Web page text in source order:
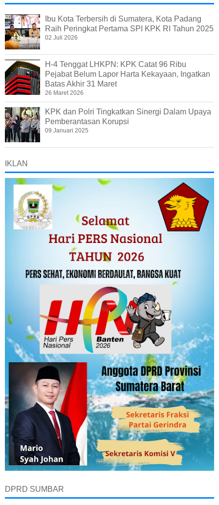
Ibu Kota Terbersih di Sumatera, Kota Padang
Raih Peringkat Pertama SPI KPK RI Tahun 2025
02 Juli 2026
H-4 Tenggat LHKPN: KPK Catat 96 Ribu
Pejabat Belum Lapor Harta Kekayaan, Ingatkan
Batas Akhir 31 Maret
26 Maret 2026
KPK dan Polri Tingkatkan Sinergi Dalam Upaya
Pemberantasan Korupsi
09 Januari 2025
IKLAN
DPRD SUMBAR